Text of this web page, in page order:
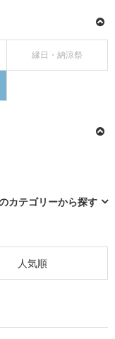
縁日・納涼祭
カテゴリーから探す
人気順